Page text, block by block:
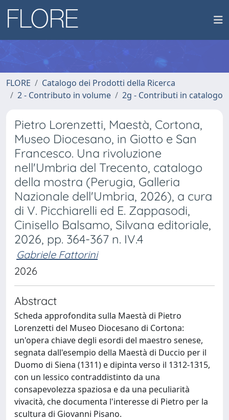
FLORE
Catalogo dei Prodotti della Ricerca
2 - Contributo in volume
2g - Contributi in catalogo
Pietro Lorenzetti, Maestà, Cortona,
Museo Diocesano, in Giotto e San
Francesco. Una rivoluzione
nell'Umbria del Trecento, catalogo
della mostra (Perugia, Galleria
Nazionale dell'Umbria, 2026), a cura
di V. Picchiarelli ed E. Zappasodi,
Cinisello Balsamo, Silvana editoriale,
2026, pp. 364-367 n. IV.4
Gabriele Fattorini
2026
Abstract
Scheda approfondita sulla Maestà di Pietro
Lorenzetti del Museo Diocesano di Cortona:
un'opera chiave degli esordi del maestro senese,
segnata dall'esempio della Maestà di Duccio per il
Duomo di Siena (1311) e dipinta verso il 1312-1315,
con un lessico contraddistinto da una
consapevolezza spaziosa e da una peculiarità
vivacità, che documenta l'interesse di Pietro per la
scultura di Giovanni Pisano.